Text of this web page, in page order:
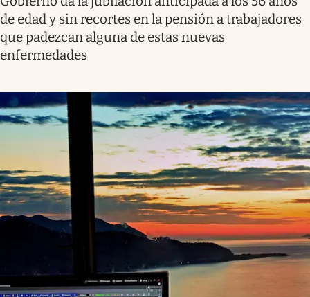
de edad y sin recortes en la pensión a trabajadores
que padezcan alguna de estas nuevas
enfermedades